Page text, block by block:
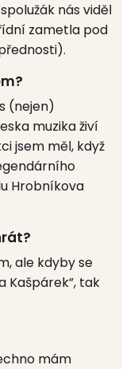
nás viděl
zametla pod
(nejen)
muzika živí
jsem měl, když
Hrobníkova
ale kdyby se
Kašpárek”, tak
mám